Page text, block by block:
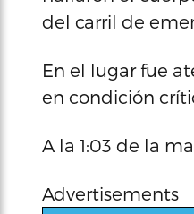
del carril de
En el lugar fue
en condición
A la 1:03 de la
Advertisements